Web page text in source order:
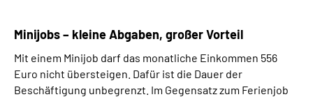
Minijobs – kleine Abgaben, großer Vorteil
Mit einem Minijob darf das monatliche Einkommen 556
Euro nicht übersteigen. Dafür ist die Dauer der
Beschäftigung unbegrenzt. Im Gegensatz zum Ferienjob